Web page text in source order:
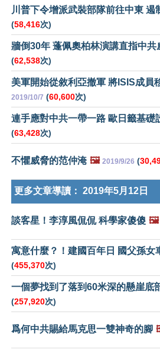
川普下令增派武裝部隊前往中東 遏
(58,416次)
牆倒30年 蓬佩奧柏林演講直指中共
(62,538次)
美軍開始從敘利亞撤軍 將ISIS成員
2019/10/7 (60,600次)
連手應對中共一帶一路 歐日籤基礎
(63,428次)
不懼威脅的范仲淹 🖼️ 2019/9/26 (
更多文章導讀： 2019年5月12日
談客星！李淳風侃侃 科學家傻傻 🖼️
寓意什麼？！建國百年日 國父孫女
(455,370次)
一個夢找到了落到60米深的懸崖底
(257,920次)
爲何中共賜給馬克思一雙神奇的腳